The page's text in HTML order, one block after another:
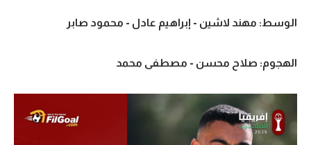
الوسط: مهند لاشين - إبراهيم عادل - محمود صابر
الهجوم: صلاح محسن - مصطفى محمد